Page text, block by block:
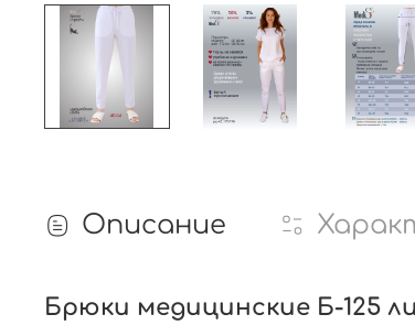
Описание
Брюки медицинские Б-125